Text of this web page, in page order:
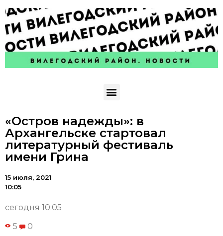
«Остров надежды»: в
Архангельске стартовал
литературный фестиваль
имени Грина
15 июля, 2021
10:05
сегодня 10:05
5 0